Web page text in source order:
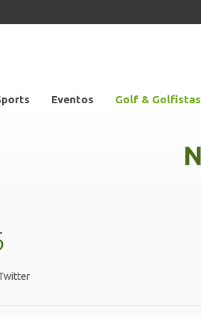
Eventos Golf & Golfistas